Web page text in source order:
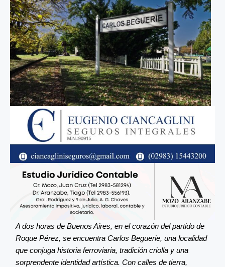
A dos horas de Buenos Aires, en el corazón del partido de
Roque Pérez, se encuentra Carlos Beguerie, una localidad
que conjuga historia ferroviaria, tradición criolla y una
sorprendente identidad artística. Con calles de tierra,